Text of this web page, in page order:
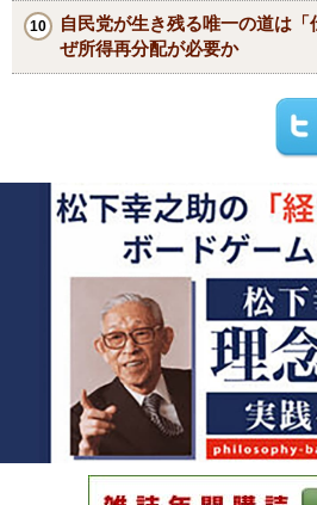
自民党が生き残る唯一の道は
ぜ所得再分配が必要か